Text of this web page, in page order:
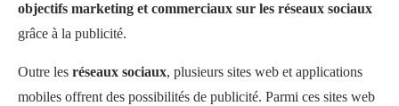
objectifs marketing et commerciaux sur les réseaux sociaux
grâce à la publicité.
Outre les réseaux sociaux, plusieurs sites web et applications
mobiles offrent des possibilités de publicité. Parmi ces sites web